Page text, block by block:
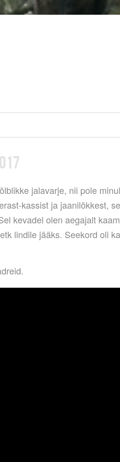
jalavarje, nii pole
kassist ja jaanilõkkest,
kevadel olen aegajalt
lindile jääks. Seekord oli